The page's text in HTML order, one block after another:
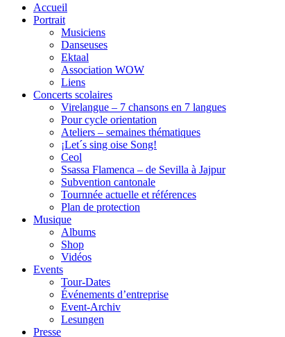
Accueil
Portrait
Musiciens
Danseuses
Ektaal
Association WOW
Liens
Concerts scolaires
Virelangue – 7 chansons en 7 langues
Pour cycle orientation
Ateliers – semaines thématiques
¡Let´s sing oise Song!
Ceol
Ssassa Flamenca – de Sevilla à Jajpur
Subvention cantonale
Tournnée actuelle et références
Plan de protection
Musique
Albums
Shop
Vidéos
Events
Tour-Dates
Événements d’entreprise
Event-Archiv
Lesungen
Presse